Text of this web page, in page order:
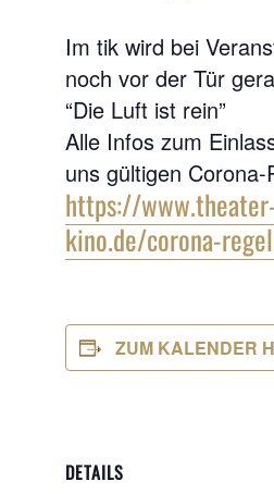
Im tik wird bei
noch vor der Tür
“Die Luft ist rein”
Alle Infos zum
uns gültigen Corona-
https://
kino.de/corona-
ZUM KALENDER
DETAILS